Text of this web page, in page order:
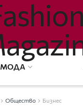
МОДА
Общество Бизнес